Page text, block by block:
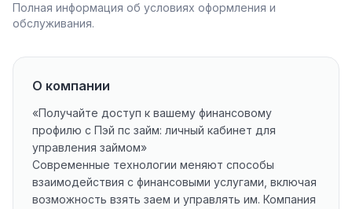
Полная информация об условиях оформления и
обслуживания.
О компании
«Получайте доступ к вашему финансовому
профилю с Пэй пс займ: личный кабинет для
управления займом»
Современные технологии меняют способы
взаимодействия с финансовыми услугами, включая
возможность взять заем и управлять им. Компания